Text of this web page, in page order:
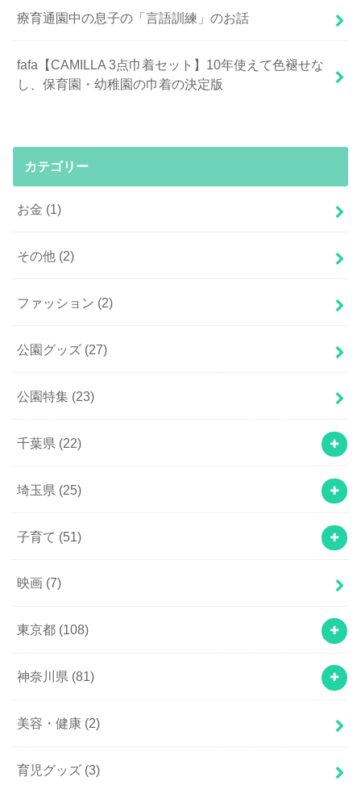
療育通園中の息子の「言語訓練」のお話
fafa【CAMILLA 3点巾着セット】10年使えて色褪せな
し、保育園・幼稚園の巾着の決定版
カテゴリー
お金 (1)
その他 (2)
ファッション (2)
公園グッズ (27)
公園特集 (23)
千葉県 (22)
埼玉県 (25)
子育て (51)
映画 (7)
東京都 (108)
神奈川県 (81)
美容・健康 (2)
育児グッズ (3)